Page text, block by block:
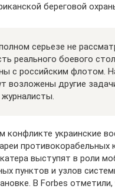
береговой
серьезе не
реального боевого
с российским флотом.
возложены другие
конфликте украинские
противокорабельных
выступят в роли
пунктов и узлов
В Forbes